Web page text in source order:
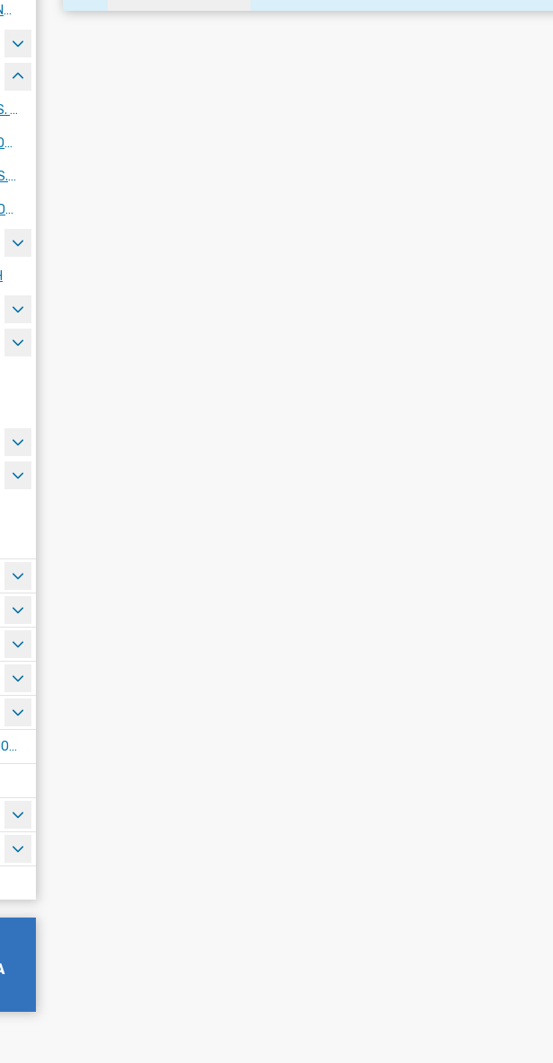
PROWADZONE REJESTRY I EWIDENCJE
ZAMÓWIENIA POWYŻEJ 170 TYS. ZŁ - OD 01.01.2026 R.
ZAMÓWIENIA DO 170 TYS. ZŁ - OD 01.01.2026 R.
ZAMÓWIENIA POWYŻEJ 130 TYS. ZŁ - DO 31.12.2025 R.
ZAMÓWIENIA DO 130 TYS. ZŁ - DO 31.12.2025 R.
NARODOWY SPIS POWSZECHNY LUDNOŚCI I MIESZKAŃ W 2021